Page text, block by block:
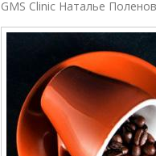
GMS Clinic Наталье